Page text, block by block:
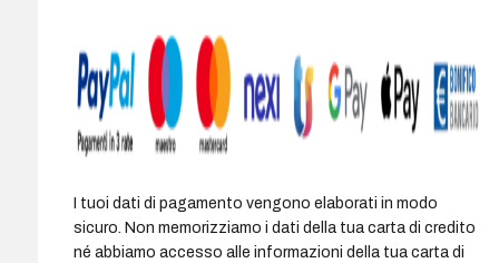
autonomia
Display
I tuoi dati di pagamento vengono elaborati in modo
sicuro. Non memorizziamo i dati della tua carta di credito
né abbiamo accesso alle informazioni della tua carta di